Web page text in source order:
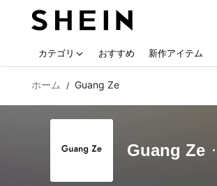
カテゴリ おすすめ 新作アイテム
ホーム / Guang Ze
Guang Ze